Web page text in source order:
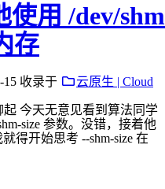
使用 /dev/shm
存
15 收录于
云原生 | Cloud
起 今天无意见看到算法同学
size 参数。没错，接着他
得开始思考 --shm-size 在